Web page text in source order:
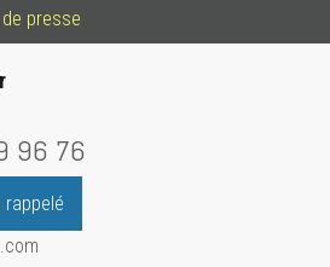
presse
96 76
rappelé